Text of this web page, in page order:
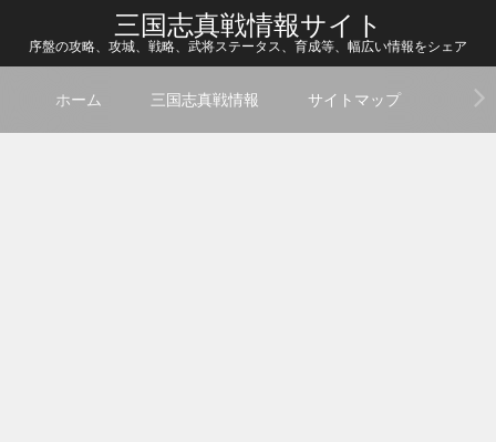
三国志真戦情報サイト
序盤の攻略、攻城、戦略、武将ステータス、育成等、幅広い情報をシェア
ホーム 三国志真戦情報 サイトマップ